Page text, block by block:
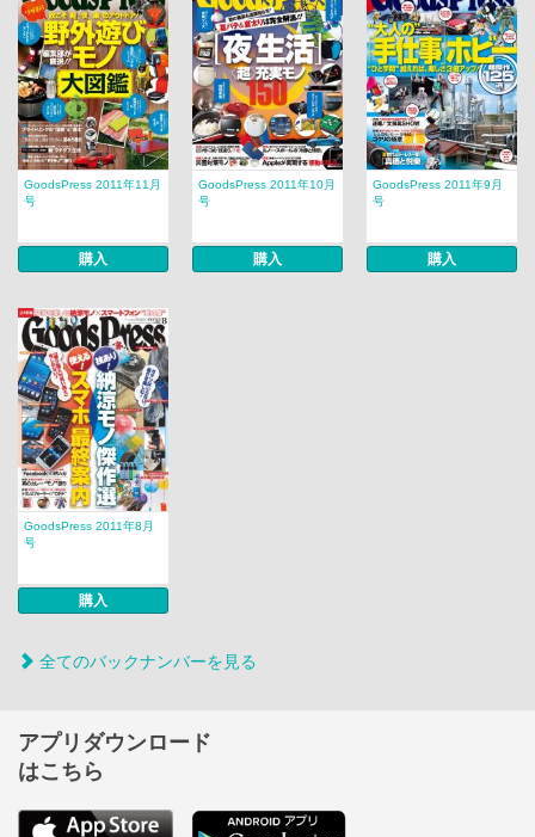
GoodsPress 2011年11月
号
購入
GoodsPress 2011年10月
号
購入
GoodsPress 2011年9月
号
購入
GoodsPress 2011年8月
号
購入
全てのバックナンバーを見る
アプリダウンロード
はこちら